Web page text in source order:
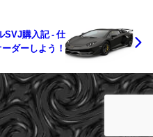
SVJ購入記 - 仕
ダーしよう！